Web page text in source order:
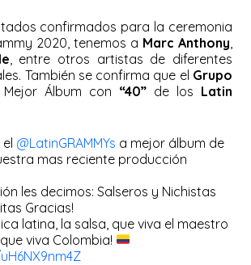
confirmados para la ceremonia
2020, tenemos a Marc Anthony
, entre otros artistas de diferentes
También se confirma que el Grupo
Álbum con “40”de los Latin
@LatinGRAMMYs a mejor álbum de
mas reciente producción
les decimos: Salseros y Nichistas
Gracias!
latina, la salsa, que viva el maestro
viva Colombia!